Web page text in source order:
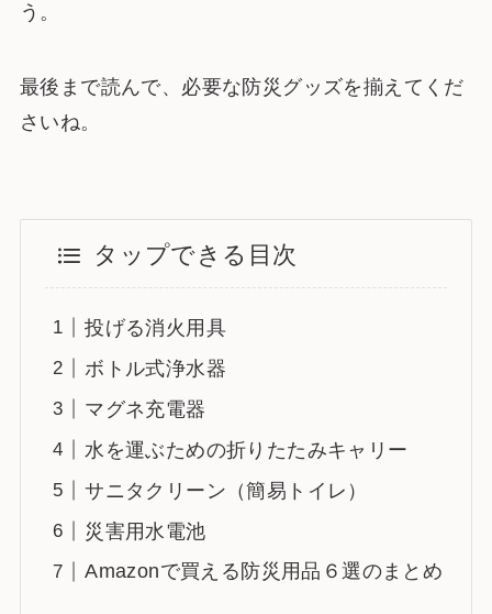
う。
最後まで読んで、必要な防災グッズを揃えてくだ
さいね。
タップできる目次
投げる消火用具
ボトル式浄水器
マグネ充電器
水を運ぶための折りたたみキャリー
サニタクリーン（簡易トイレ）
災害用水電池
Amazonで買える防災用品６選のまとめ